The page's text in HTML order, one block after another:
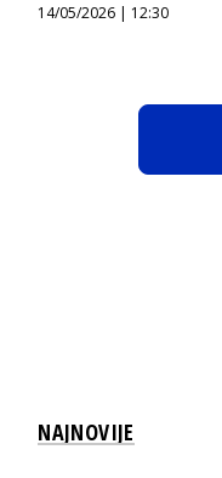
14/05/2026 | 12:30
NAJNOVIJE